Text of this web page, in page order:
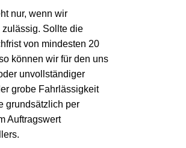
nur, wenn wir
zulässig. Sollte die
von mindesten 20
können wir für den uns
unvollständiger
grobe Fahrlässigkeit
grundsätzlich per
Auftragswert